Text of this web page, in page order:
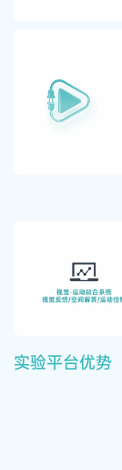
实验平台优势